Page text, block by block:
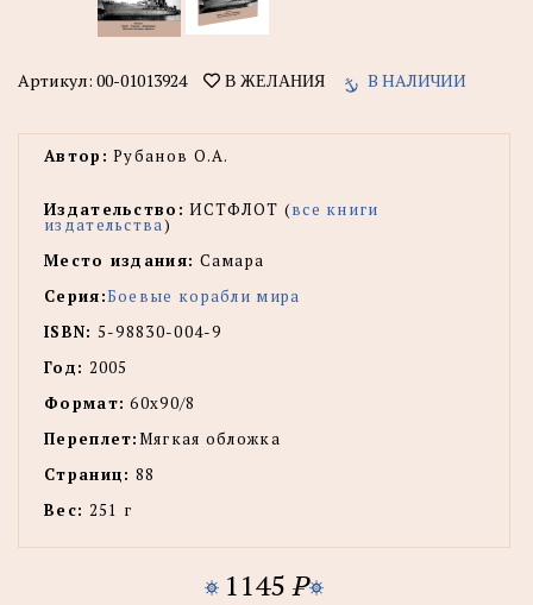
Артикул: 00-01013924 В ЖЕЛАНИЯ В НАЛИЧИИ
Автор: Рубанов О.А.
Издательство: ИСТФЛОТ (все книги
издательства)
Место издания: Самара
Серия:Боевые корабли мира
ISBN: 5-98830-004-9
Год: 2005
Формат: 60х90/8
Переплет:Мягкая обложка
Страниц: 88
Вес: 251 г
1145 P